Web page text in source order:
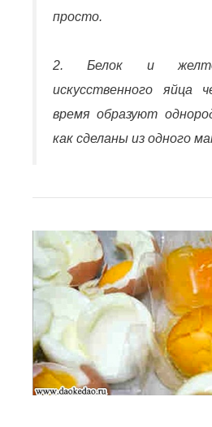
просто.
2. Белок и
искусственного яйца
время образуют
как сделаны из одного